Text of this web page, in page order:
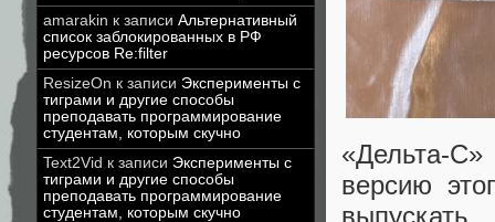
amarakin к записи Альтернативный
список заблокированных в РФ
ресурсов Re:filter
ResizeOn к записи Эксперименты с
тиграми и другие способы
преподавать программирование
студентам, которым скучно
Text2Vid к записи Эксперименты с
тиграми и другие способы
преподавать программирование
студентам, которым скучно
«Дельта-
версию